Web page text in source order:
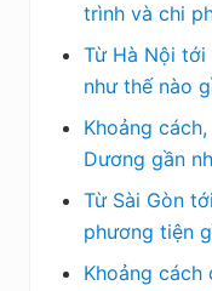
trình và chi
Từ Hà Nội tới
như thế nào
Khoảng
Dương gần
Từ Sài Gòn
phương tiện
Khoảng